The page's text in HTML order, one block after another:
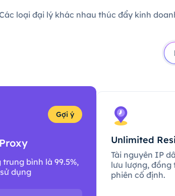
loại đại lý khác nhau thúc đẩy kinh
Gợi ý
bình là 99.5%,
dụng
Unlimited
Tài nguyên IP
lưu lượng, đồng
phiên cố định.